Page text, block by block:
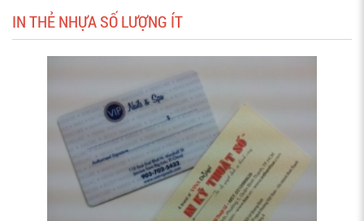
IN THẺ NHỰA SỐ LƯỢNG ÍT